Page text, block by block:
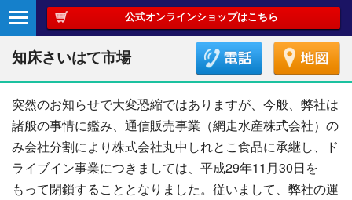
公式オンラインショップはこちら
知床さいはて市場
突然のお知らせで大変恐縮ではありますが、今般、弊社は
諸般の事情に鑑み、通信販売事業（網走水産株式会社）の
み会社分割により株式会社丸中しれとこ食品に承継し、ド
ライブイン事業につきましては、平成29年11月30日を
もって閉鎖することとなりました。従いまして、弊社の運